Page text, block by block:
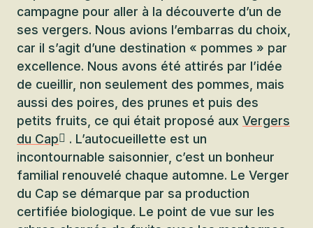
campagne pour aller à la découverte d’un de
ses vergers. Nous avions l’embarras du choix,
car il s’agit d’une destination « pommes » par
excellence. Nous avons été attirés par l’idée
de cueillir, non seulement des pommes, mais
aussi des poires, des prunes et puis des
petits fruits, ce qui était proposé aux Vergers
du Cap
. L’autocueillette est un
incontournable saisonnier, c’est un bonheur
familial renouvelé chaque automne. Le Verger
du Cap se démarque par sa production
certifiée biologique. Le point de vue sur les